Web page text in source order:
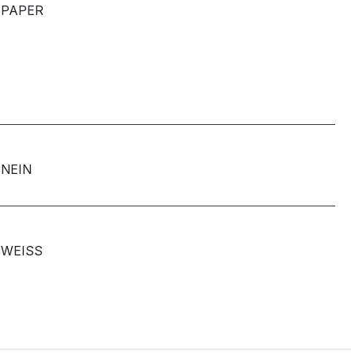
PAPER
NEIN
WEISS